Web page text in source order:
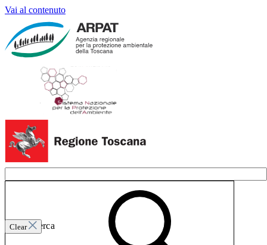
Vai al contenuto
Clear
Invia ricerca